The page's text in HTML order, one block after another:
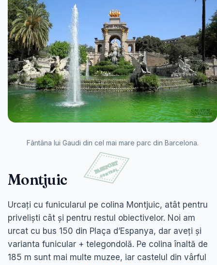
Fântâna lui Gaudi din cel mai mare parc din Barcelona.
Montjuic
Urcați cu funicularul pe colina Montjuic, atât pentru
priveliști cât și pentru restul obiectivelor. Noi am
urcat cu bus 150 din Plaça d’Espanya, dar aveți și
varianta funicular + telegondolă. Pe colina înaltă de
185 m sunt mai multe muzee, iar castelul din vârful